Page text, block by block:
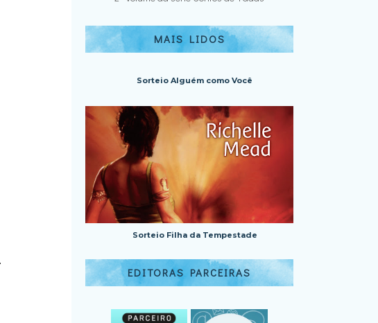
MAIS LIDOS
Sorteio Alguém como Você
Sorteio Filha da Tempestade
EDITORAS PARCEIRAS